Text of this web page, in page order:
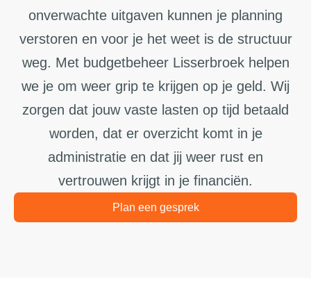
onverwachte uitgaven kunnen je planning
verstoren en voor je het weet is de structuur
weg. Met budgetbeheer Lisserbroek helpen
we je om weer grip te krijgen op je geld. Wij
zorgen dat jouw vaste lasten op tijd betaald
worden, dat er overzicht komt in je
administratie en dat jij weer rust en
vertrouwen krijgt in je financiën.
Plan een gesprek